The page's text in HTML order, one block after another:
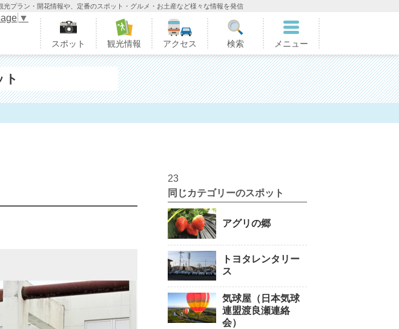
プラン・開花情報や、定番のスポット・グルメ・お土産など様々な情報を発信
スポット 観光情報 アクセス 検索 メニュー
▼
ト
23
同じカテゴリーのスポット
アグリの郷
トヨタレンタリー
ス
気球屋（日本気球
連盟渡良瀬連絡
会）